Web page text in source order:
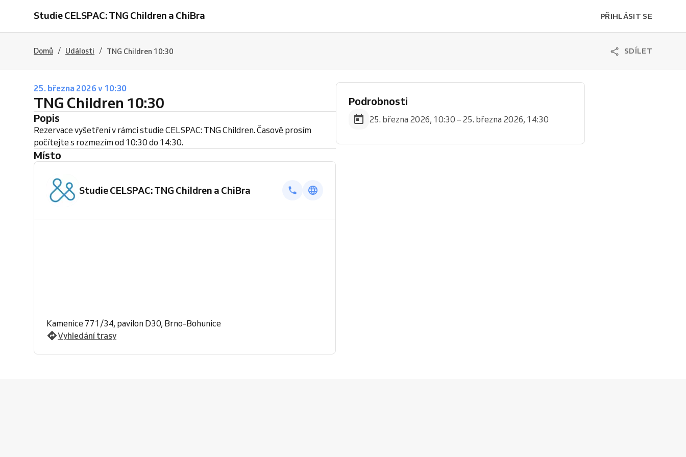
Studie CELSPAC: TNG Children a ChiBra PŘIHLÁSIT SE
Domů / Události / TNG Children 10:30 SDÍLET
25. března 2026 v 10:30
TNG Children 10:30
Popis
Rezervace vyšetření v rámci studie CELSPAC: TNG Children. Časově prosím
počítejte s rozmezím od 10:30 do 14:30.
Místo
Studie CELSPAC: TNG Children a ChiBra
Kamenice 771/34, pavilon D30, Brno-Bohunice
Vyhledání trasy
Podrobnosti
25. března 2026, 10:30 – 25. března 2026, 14:30